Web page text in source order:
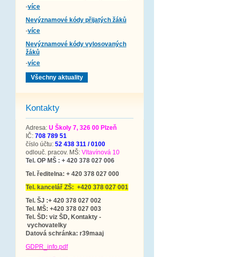
-více
Nevýznamové kódy přijatých žáků
-více
Nevýznamové kódy vylosovaných
žáků
-více
Všechny aktuality
Kontakty
Adresa: U Školy 7, 326 00 Plzeň
IČ: 708 789 51
číslo účtu: 52 438 311 / 0100
odlouč. pracov. MŠ: Vltavínová 10
Tel. OP MŠ : + 420 378 027 006
Tel. ředitelna: + 420 378 027 000
Tel. kancelář ZŠ: +420 378 027 001
Tel. ŠJ :+ 420 378 027 002
Tel. MŠ: +420 378 027 003
Tel. ŠD: viz ŠD, Kontakty -
vychovatelky
Datová schránka: r39maaj
GDPR_info.pdf